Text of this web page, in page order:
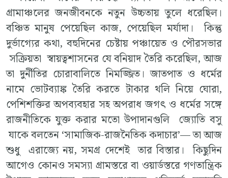
গ্রামাঞ্চলের জনজীবনকে নতুন উচ্চতায় তুলে ধরেছিল।
বঞ্চিত মানুষ পেয়েছিল কাজ, পেয়েছিল মর্যাদা। কিন্তু
দুর্ভাগ্যের কথা, বহুদিনের চেষ্টায় পঞ্চায়েত ও পৌরসভার
সক্রিয়তা স্বায়ত্বশাসনের যে বনিয়াদ তৈরি করেছিল, আজ
তা দুর্নীতির চোরাবালিতে নিমজ্জিত। জাতপাত ও ধর্মের
নামে ভোটব্যাঙ্ক তৈরি করতে টাকার থলি নিয়ে ঘোরা,
পেশিশক্তির অপব্যবহার সহ অপরাধ জগৎ ও ধর্মের সঙ্গে
রাজনীতিকে যুক্ত করার মতো উপাদানগুলি জ্যোতি বসু
যাকে বলতেন ‘সামাজিক-রাজনৈতিক কদাচার’— তা আজ
শুধু এরাজ্যে নয়, সমগ্র দেশেই তার বিস্তার। কিছুদিন
আগেও কোনও সমস্যা গ্রামস্তরে বা ওয়ার্ডস্তরে গণতান্ত্রিক